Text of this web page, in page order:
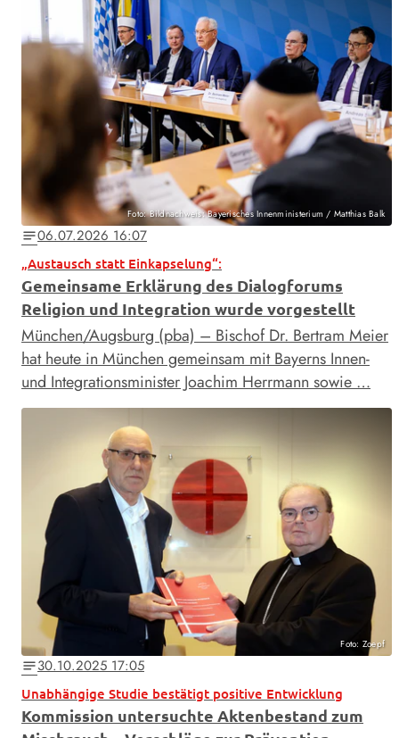
Foto: Bildnachweis: Bayerisches Innenministerium / Matthias Balk
notes06.07.2026 16:07
„Austausch statt Einkapselung“:
Gemeinsame Erklärung des Dialogforums
Religion und Integration wurde vorgestellt
München/Augsburg (pba) – Bischof Dr. Bertram Meier
hat heute in München gemeinsam mit Bayerns Innen-
und Integrationsminister Joachim Herrmann sowie …
Foto: Zoepf
notes30.10.2025 17:05
Unabhängige Studie bestätigt positive Entwicklung
Kommission untersuchte Aktenbestand zum